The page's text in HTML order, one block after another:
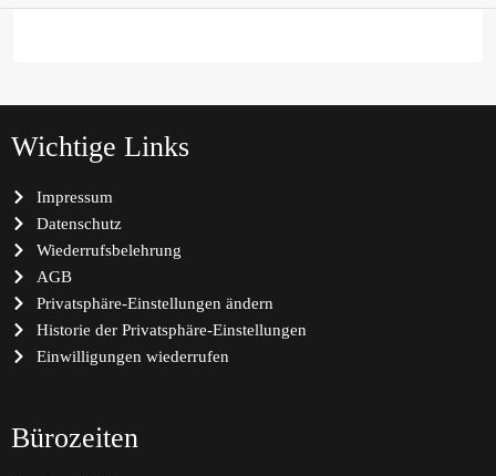
Wichtige Links
Impressum
Datenschutz
Wiederrufsbelehrung
AGB
Privatsphäre-Einstellungen ändern
Historie der Privatsphäre-Einstellungen
Einwilligungen wiederrufen
Bürozeiten